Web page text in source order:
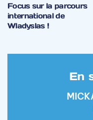
Focus sur la parcours
international de
Wladyslas !
En